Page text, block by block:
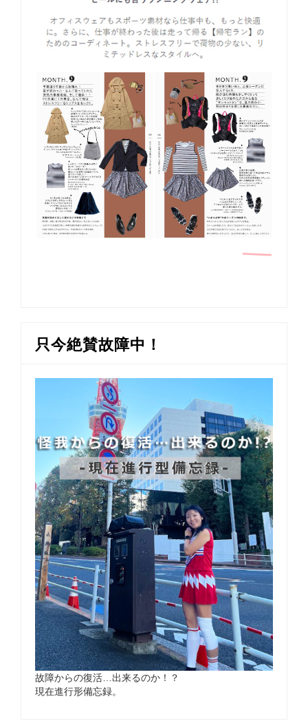
只今絶賛故障中！
故障からの復活…出来るのか！？
現在進行形備忘録。